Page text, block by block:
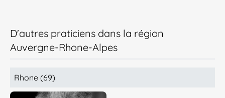
D'autres praticiens dans la région
Auvergne-Rhone-Alpes
Rhone (69)